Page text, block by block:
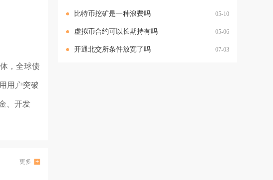
，全球债
用户突破
、开发
更多
比特币挖矿是一种浪费吗 05-10
虚拟币合约可以长期持有吗 05-06
开通北交所条件放宽了吗 07-03